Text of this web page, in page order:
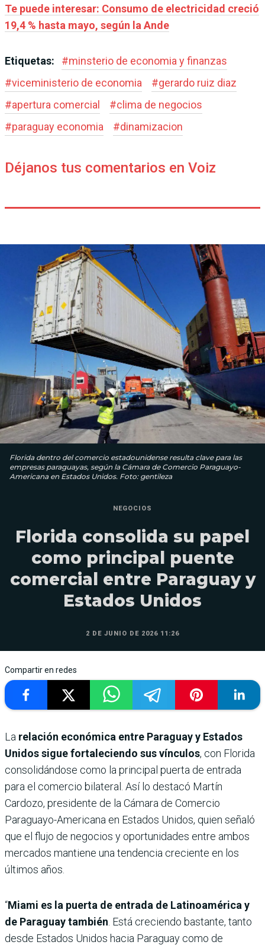
Te puede interesar: Consumo de electricidad creció
19,4 % hasta mayo, según la Ande
Etiquetas: #minsterio de economia y finanzas
#viceministerio de economia #gerardo ruiz diaz
#apertura comercial #clima de negocios
#paraguay economia #dinamizacion
Déjanos tus comentarios en Voiz
Florida dentro del comercio estadounidense resulta clave para las
empresas paraguayas, según la Cámara de Comercio Paraguayo-
Americana en Estados Unidos. Foto: gentileza
NEGOCIOS
Florida consolida su papel
como principal puente
comercial entre Paraguay y
Estados Unidos
2 DE JUNIO DE 2026 11:26
Compartir en redes
La relación económica entre Paraguay y Estados
Unidos sigue fortaleciendo sus vínculos, con Florida
consolidándose como la principal puerta de entrada
para el comercio bilateral. Así lo destacó Martín
Cardozo, presidente de la Cámara de Comercio
Paraguayo-Americana en Estados Unidos, quien señaló
que el flujo de negocios y oportunidades entre ambos
mercados mantiene una tendencia creciente en los
últimos años.
“Miami es la puerta de entrada de Latinoamérica y
de Paraguay también. Está creciendo bastante, tanto
desde Estados Unidos hacia Paraguay como de